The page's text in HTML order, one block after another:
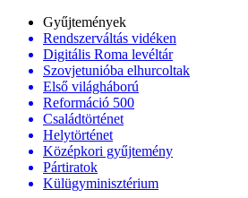
Gyűjtemények
Rendszerváltás vidéken
Digitális Roma levéltár
Szovjetunióba elhurcoltak
Első világháború
Reformáció 500
Családtörténet
Helytörténet
Középkori gyűjtemény
Pártiratok
Külügyminisztérium